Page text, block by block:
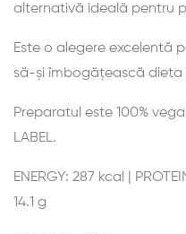
alternativă ideală pentru
Este o alegere excelentă
să-și îmbogățească dieta
Preparatul este 100%
LABEL.
ENERGY: 287 kcal |
14.1 g